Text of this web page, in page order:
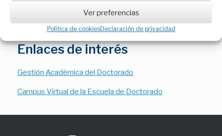
Ver preferencias
Política de cookiesDeclaración de privacidad
Enlaces de interés
Gestión Académica del Doctorado
Campus Virtual de la Escuela de Doctorado